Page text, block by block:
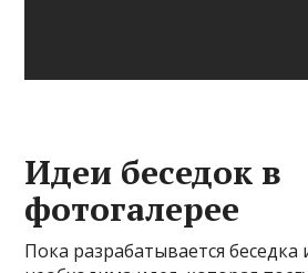
Идеи беседок в
фотогалерее
Пока разрабатывается беседка